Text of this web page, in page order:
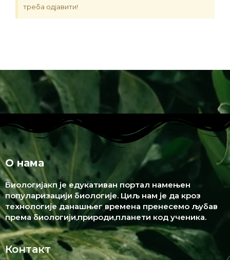
треба одјавити!
О нама
Биологијакп је едукативан портал намењен
популаризацији биологије. Циљ нам је да кроз
технологије данашњег времена пренесемо љубав
према биологији,природи,планети код ученика.
Контакт